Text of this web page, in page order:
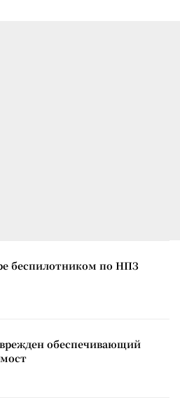
беспилотником по НПЗ
обеспечивающий